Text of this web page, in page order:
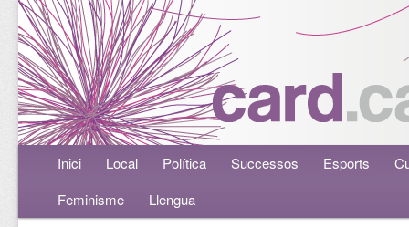
Menú principalAneu al contingut principal
Aneu al contingut secundari
Inici Local Política Successos Esports
Feminisme
Llengua